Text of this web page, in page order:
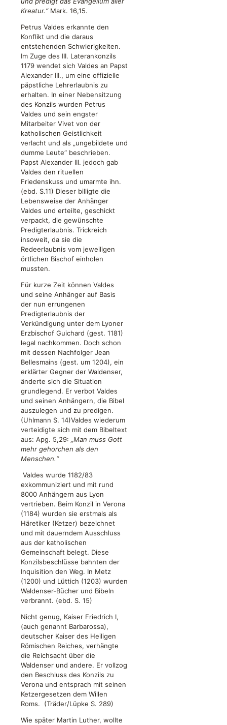
Kreatur.“Mark. 16,15.
Petrus Valdes erkannte den
Konflikt und die daraus
entstehenden Schwierigkeiten.
Im Zuge des III. Laterankonzils
1179 wendet sich Valdes an Papst
Alexander III., um eine offizielle
päpstliche Lehrerlaubnis zu
erhalten. In einer Nebensitzung
des Konzils wurden Petrus
Valdes und sein engster
Mitarbeiter Vivet von der
katholischen Geistlichkeit
verlacht und als „ungebildete und
dumme Leute“ beschrieben.
Papst Alexander III. jedoch gab
Valdes den rituellen
Friedenskuss und umarmte ihn.
(ebd. S.11) Dieser billigte die
Lebensweise der Anhänger
Valdes und erteilte, geschickt
verpackt, die gewünschte
Predigterlaubnis. Trickreich
insoweit, da sie die
Redeerlaubnis vom jeweiligen
örtlichen Bischof einholen
mussten.
Für kurze Zeit können Valdes
und seine Anhänger auf Basis
der nun errungenen
Predigterlaubnis der
Verkündigung unter dem Lyoner
Erzbischof Guichard (gest. 1181)
legal nachkommen. Doch schon
mit dessen Nachfolger Jean
Bellesmains (gest. um 1204), ein
erklärter Gegner der Waldenser,
änderte sich die Situation
grundlegend. Er verbot Valdes
und seinen Anhängern, die Bibel
auszulegen und zu predigen.
(Uhlmann S. 14)Valdes wiederum
verteidigte sich mit dem Bibeltext
aus: Apg. 5,29: „Man muss Gott
mehr gehorchen als den
Menschen.“
Valdes wurde 1182/83
exkommuniziert und mit rund
8000 Anhängern aus Lyon
vertrieben. Beim Konzil in Verona
(1184) wurden sie erstmals als
Häretiker (Ketzer) bezeichnet
und mit dauerndem Ausschluss
aus der katholischen
Gemeinschaft belegt. Diese
Konzilsbeschlüsse bahnten der
Inquisition den Weg. In Metz
(1200) und Lüttich (1203) wurden
Waldenser-Bücher und Bibeln
verbrannt. (ebd. S. 15)
Nicht genug, Kaiser Friedrich I,
(auch genannt Barbarossa),
deutscher Kaiser des Heiligen
Römischen Reiches, verhängte
die Reichsacht über die
Waldenser und andere. Er vollzog
den Beschluss des Konzils zu
Verona und entsprach mit seinen
Ketzergesetzen dem Willen
Roms. (Träder/Lüpke S. 289)
Wie später Martin Luther, wollte